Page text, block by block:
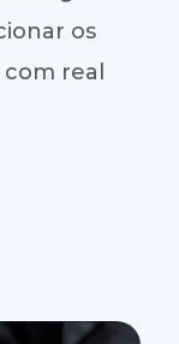
os
real